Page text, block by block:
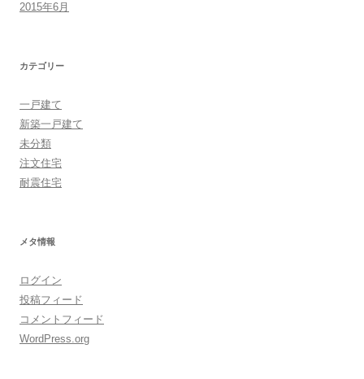
2015年6月
カテゴリー
一戸建て
新築一戸建て
未分類
注文住宅
耐震住宅
メタ情報
ログイン
投稿フィード
コメントフィード
WordPress.org